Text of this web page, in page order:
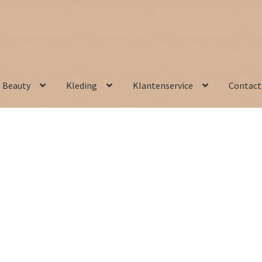
Beauty Kleding Klantenservice Contact